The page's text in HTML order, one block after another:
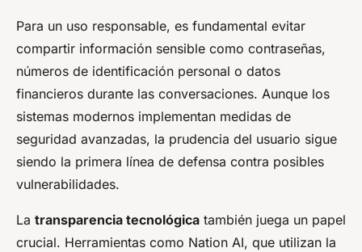
Para un uso responsable, es fundamental evitar
compartir información sensible como contraseñas,
números de identificación personal o datos
financieros durante las conversaciones. Aunque los
sistemas modernos implementan medidas de
seguridad avanzadas, la prudencia del usuario sigue
siendo la primera línea de defensa contra posibles
vulnerabilidades.
La transparencia tecnológica también juega un papel
crucial. Herramientas como Nation AI, que utilizan la